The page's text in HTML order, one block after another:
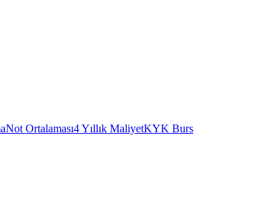
Not Ortalaması4 Yıllık MaliyetKYK Burs